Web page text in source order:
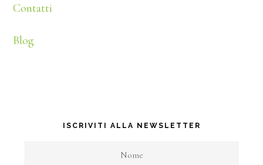
Contatti
Blog
ISCRIVITI ALLA NEWSLETTER